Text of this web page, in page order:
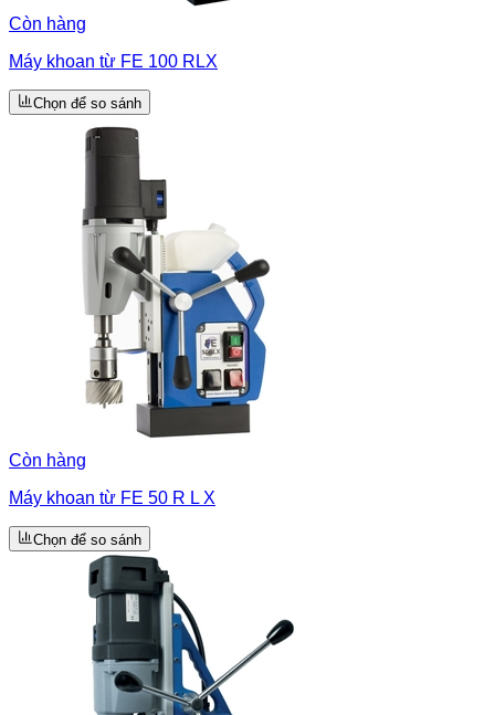
Còn hàng
Máy khoan từ FE 100 RLX
Chọn để so sánh
Còn hàng
Máy khoan từ FE 50 R L X
Chọn để so sánh